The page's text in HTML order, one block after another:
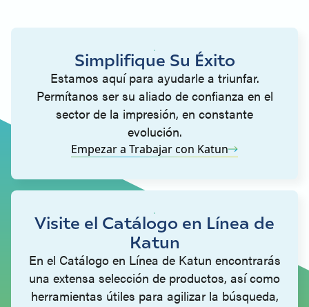
Simplifique Su Éxito
Estamos aquí para ayudarle a triunfar.
Permítanos ser su aliado de confianza en el
sector de la impresión, en constante
evolución.
Empezar a Trabajar con Katun
Visite el Catálogo en Línea de
Katun
En el Catálogo en Línea de Katun encontrarás
una extensa selección de productos, así como
herramientas útiles para agilizar la búsqueda,